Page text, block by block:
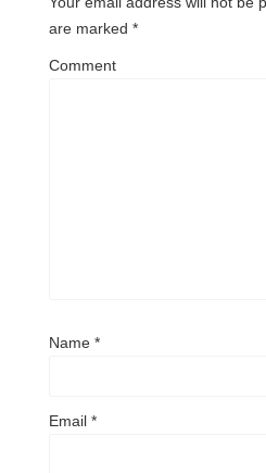
are marked *
Comment
Name *
Email *